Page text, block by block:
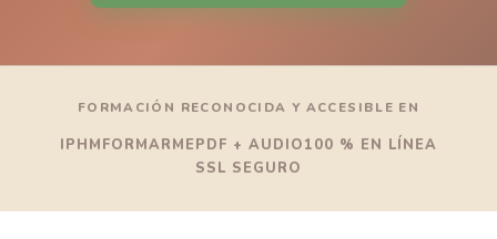
FORMACIÓN RECONOCIDA Y ACCESIBLE EN
IPHMFORMARMEPDF + AUDIO100 % EN LÍNEA
SSL SEGURO